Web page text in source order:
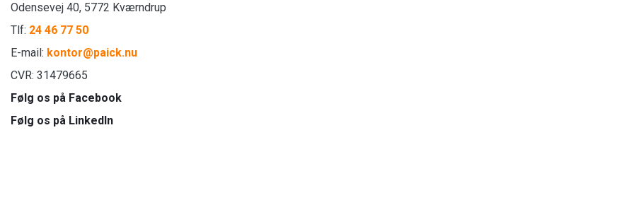
Odensevej 40, 5772 Kværndrup
Tlf: 24 46 77 50
E-mail: kontor@paick.nu
CVR: 31479665
Følg os på Facebook
Følg os på LinkedIn